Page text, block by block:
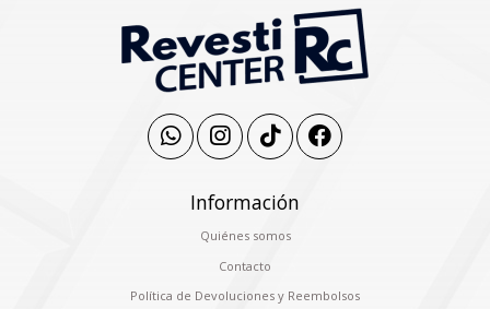
Información
Quiénes somos
Contacto
Política de Devoluciones y Reembolsos